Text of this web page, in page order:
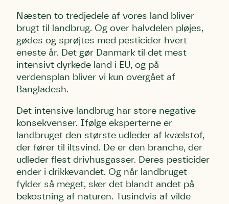
Næsten to tredjedele af vores land bliver
brugt til landbrug. Og over halvdelen pløjes,
gødes og sprøjtes med pesticider hvert
eneste år. Det gør Danmark til det mest
intensivt dyrkede land i EU, og på
verdensplan bliver vi kun overgået af
Bangladesh.
Det intensive landbrug har store negative
konsekvenser. Ifølge eksperterne er
landbruget den største udleder af kvælstof,
der fører til iltsvind. De er den branche, der
udleder flest drivhusgasser. Deres pesticider
ender i drikkevandet. Og når landbruget
fylder så meget, sker det blandt andet på
bekostning af naturen. Tusindvis af vilde